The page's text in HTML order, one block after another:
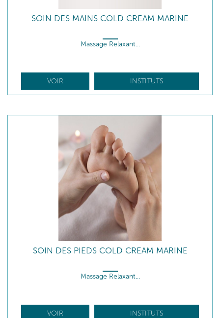
SOIN DES MAINS COLD CREAM MARINE
Massage Relaxant...
VOIR INSTITUTS
SOIN DES PIEDS COLD CREAM MARINE
Massage Relaxant...
VOIR INSTITUTS